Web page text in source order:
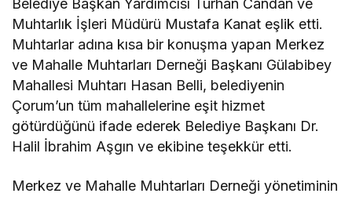
Belediye Başkan Yardımcısı Turhan Candan ve
Muhtarlık İşleri Müdürü Mustafa Kanat eşlik etti.
Muhtarlar adına kısa bir konuşma yapan Merkez
ve Mahalle Muhtarları Derneği Başkanı Gülabibey
Mahallesi Muhtarı Hasan Belli, belediyenin
Çorum’un tüm mahallelerine eşit hizmet
götürdüğünü ifade ederek Belediye Başkanı Dr.
Halil İbrahim Aşgın ve ekibine teşekkür etti.
Merkez ve Mahalle Muhtarları Derneği yönetiminin